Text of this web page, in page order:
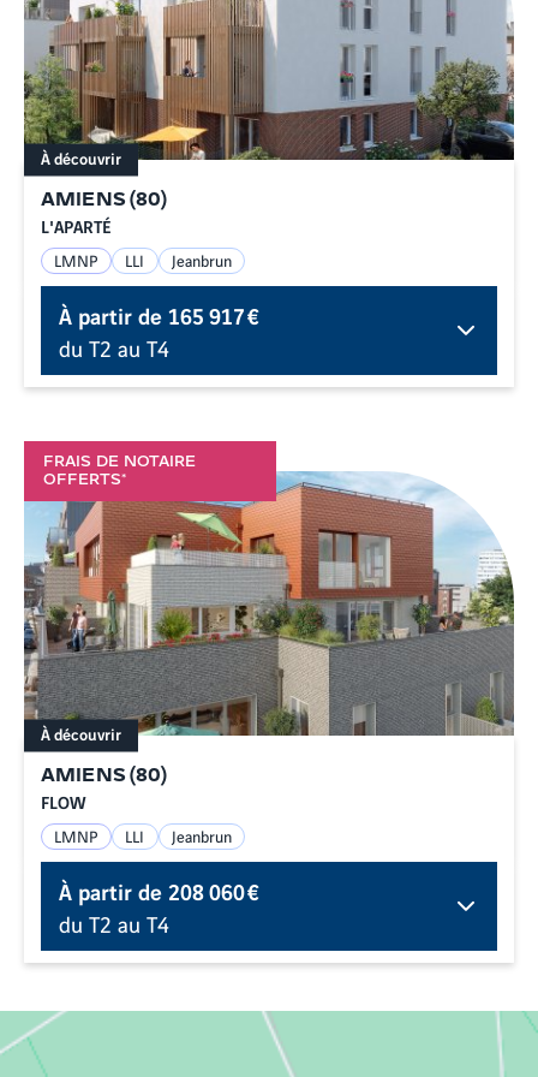
AMIENS(80)
L'APARTÉ
À découvrir
LMNP LLI Jeanbrun
À partir de165 917 €
du T2 au T4
FRAIS DE NOTAIRE
OFFERTS*
AMIENS(80)
FLOW
À découvrir
LMNP LLI Jeanbrun
À partir de208 060 €
du T2 au T4